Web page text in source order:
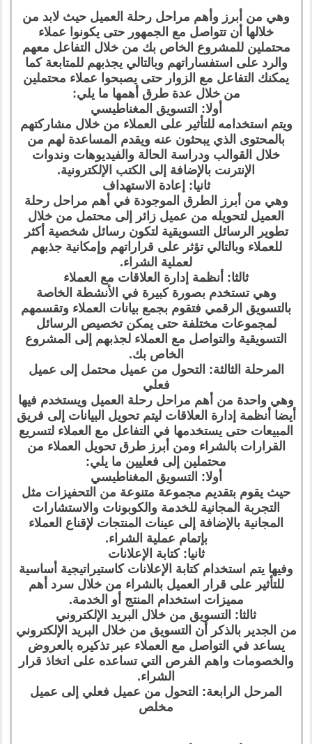
وهي من أبرز وأهم مراحل رحلة العميل حيث لابد من
خلالها أن تتواصل مع الجمهور حتى يكونوا عملاء
محتملين للمشروع الخاص بك من خلال التفاعل معهم
والرد على استفساراتهم وبالتالي يجذبهم للمتابعة كما
يمكنك التفاعل مع الزوار حتى يصبحوا عملاء محتملين
من خلال عدة طرق أهمها ما يلي:
أولا: التسويق المغناطيسي
ويتم استخدامه للتأثير على العملاء من خلال مشاركتهم
بالمحتوى الذي يبحثون عنه ويقدم المساعدة لهم من
خلال القوالب ودراسة الحالة والفيديوهات وندوات
الإنترنت بالإضافة إلى الكتب الإلكترونية.
ثانيا: إعادة الاستهداف
وهي من أبرز الطرق الموجودة في أهم مراحل رحلة
العميل لتحويله من عميل زائر إلى محتمل من خلال
تطوير الرسائل التسويقية لتكون رسائل شخصية أكثر
للعملاء وبالتالي تؤثر على قراراتهم وإمكانية جذبهم
لعملية الشراء.
ثالثا: أنظمة إدارة العلاقات مع العملاء
وهي تستخدم بصورة كبيرة في الأنشطة الخاصة
بالتسويق الرقمي فتقوم بجمع بيانات العملاء وتقسمهم
لمجموعات مختلفة حتى يمكن تخصيص الرسائل
التسويقية والتواصل مع العملاء لجذبهم إلى المشروع
الخاص بك.
المرحلة الثالثة: التحول من عميل محتمل إلى عميل
فعلي
وهي واحدة من أهم مراحل رحلة العميل ويستخدم فيها
أيضا أنظمة إدارة العلاقات ليتم تحويل البيانات إلى فريق
المبيعات حتى يستخدمها في التفاعل مع العملاء لتسريع
القرارات بالشراء ومن أبرز طرق تحويل العملاء من
محتملين إلى فعليين ما يلي:
أولا: التسويق المغناطيسي
حيث يقوم بتقديم مجموعة متنوعة من التحفيزات مثل
التجربة المجانية للخدمة والكوبونات والاستشارات
المجانية بالإضافة إلى عينات المنتجات لإقناع العملاء
بإتمام عملية الشراء.
ثانيا: كتابة الإعلانات
وفيها يتم استخدام كتابة الإعلانات كاستيراتيجية أساسية
للتأثير على قرار العميل بالشراء من خلال سرد أهم
مميزات استخدام المنتج أو الخدمة.
ثالثا: التسويق من خلال البريد الإلكتروني
من الجدير بالذكر أن التسويق من خلال البريد الإلكتروني
يساعد في التواصل مع العملاء عبر تذكيره بالعروض
والخصومات واهم الفرص التي تساعده على اتخاذ قرار
الشراء.
المرحل الرابعة: التحول من عميل فعلي إلى عميل
مخلص